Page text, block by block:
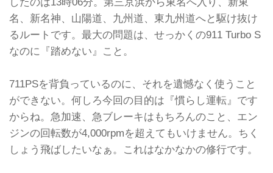
名、新名神、山陽道、九州道、東九州道へと駆け抜け
るルートです。最大の問題は、せっかくの911 Turbo S
なのに『踏めない』こと。
711PSを背負っているのに、それを遺憾なく使うこと
ができない。何しろ今回の目的は『慣らし運転』です
からね。急加速、急ブレーキはもちろんのこと、エン
ジンの回転数が4,000rpmを超えてもいけません。ちく
しょう飛ばしたいなぁ。これはなかなかの修行です。